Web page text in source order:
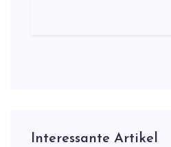
Interessante Artikel